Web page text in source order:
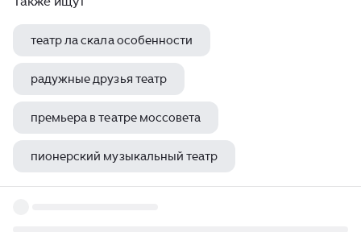
театр ла скала особенности
радужные друзья театр
премьера в театре моссовета
пионерский музыкальный театр